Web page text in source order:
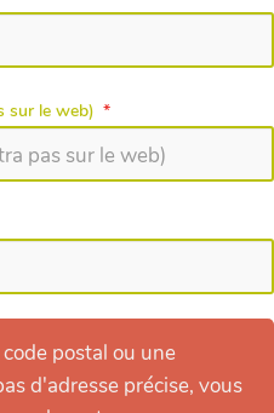
sur le web)
postal ou une
d'adresse précise, vous